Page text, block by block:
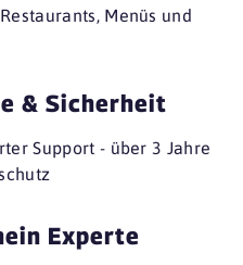
Menüs und
& Sicherheit
Support - über 3 Jahre
Experte